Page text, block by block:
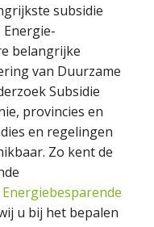
subsidie
belangrijke
van Duurzame
Subsidie
provincies en
en regelingen
Zo kent de
u bij het bepalen